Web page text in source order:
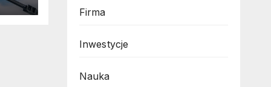
Firma
Inwestycje
Nauka